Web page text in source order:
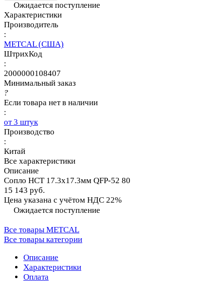
Ожидается поступление
Характеристики
Производитель
:
METCAL (США)
ШтрихКод
:
2000000108407
Минимальный заказ
?
Если товара нет в наличии
:
от 3 штук
Производство
:
Китай
Все характеристики
Описание
Сопло HCT 17.3х17.3мм QFP-52 80
15 143 руб.
Цена указана с учётом НДС 22%
Ожидается поступление
Все товары METCAL
Все товары категории
Описание
Характеристики
Оплата